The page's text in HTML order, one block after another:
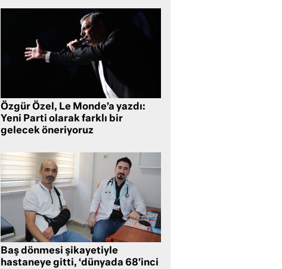
Özgür Özel, Le Monde’a yazdı:
Yeni Parti olarak farklı bir
gelecek öneriyoruz
Baş dönmesi şikayetiyle
hastaneye gitti, ‘dünyada 68’inci